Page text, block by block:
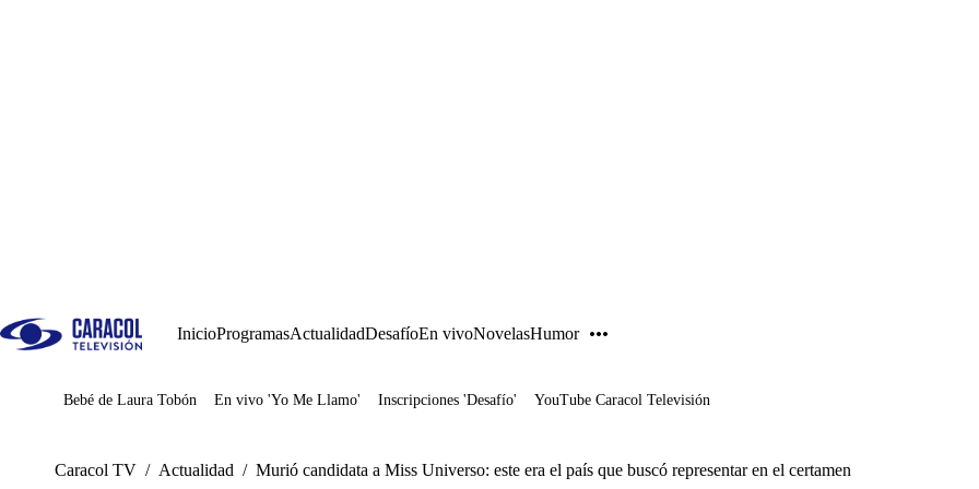
InicioProgramasActualidadDesafíoEn vivoNovelasHumor
Juegos
Bebé de Laura Tobón En vivo 'Yo Me Llamo' Inscripciones 'Desafío' YouTube Caracol Televisión
Caracol TV / Actualidad / Murió candidata a Miss Universo: este era el país que buscó representar en el certamen